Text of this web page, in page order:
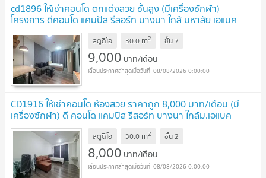
cd1896 ให้เช่าคอนโด ตกแต่งสวย ชั้นสูง (มีเครื่องซักผ้า)
โครงการ ดีคอนโด แคมปัส รีสอร์ท บางนา ใกล้ มหาลัย เอแบค
บางนา
สตูดิโอ 30.0 m2 ชั้น 7
9,000 บาท/เดือน
08/08/2026 0:00:00
CD1916 ให้เช่าคอนโด ห้องสวย ราคาถูก 8,000 บาท/เดือน (มี
เครื่องซักผ้า) ดี คอนโด แคมปัส รีสอร์ท บางนา ใกล้ม.เอแบค
บางนา Abac bangna
สตูดิโอ 30.0 m2 ชั้น2
8,000 บาท/เดือน
08/08/2026 0:00:00